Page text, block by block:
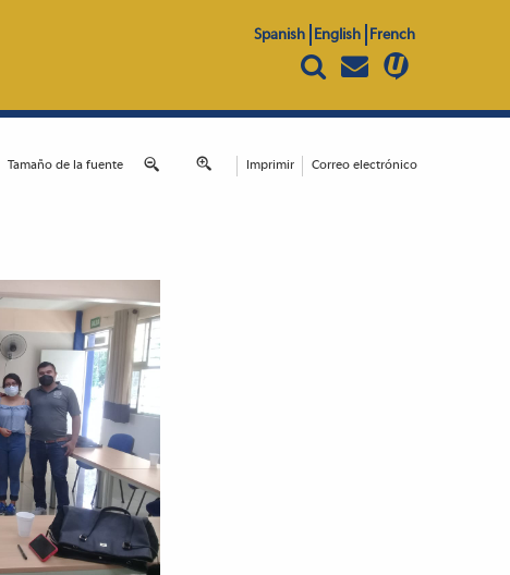
Spanish English French
Tamaño de la fuente Imprimir Correo electrónico